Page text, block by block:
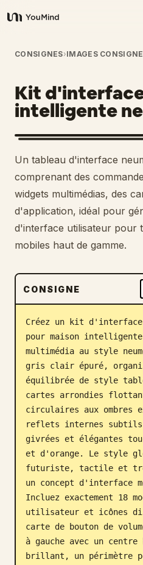
YouMind
Aperçu
Cas d'usage
Compétences
Invites
Tarifs
Télécharger
Blog
Mises à jour
CONSIGNES›IMAGES CONSIGNE
Kit
intelligente
Un tableau d'interface
comprenant des
widgets multimédias, des
d'application, idéal pour
d'interface utilisateur pour
mobiles haut de gamme.
CONSIGNE
Créez un kit
pour maison
multimédia au style
gris clair épuré,
équilibrée de style
cartes arrondies
circulaires aux ombres
reflets internes
givrées et élégantes
et d'orange. Le style
futuriste, tactile et
un concept d'interface
Incluez exactement 18
utilisateur et icônes
carte de bouton de
à gauche avec un
brillant, un périmètre